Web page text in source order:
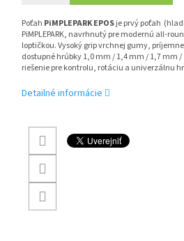
Poťah PiMPLEPARK EPOSje prvý poťah
PiMPLEPARK, navrhnutý pre modernú all-
loptičkou. Vysoký grip vrchnej gumy,
dostupné hrúbky 1,0 mm / 1,4 mm / 1,7 mm /
riešenie pre kontrolu, rotáciu a univerzálnu
Detailné informácie